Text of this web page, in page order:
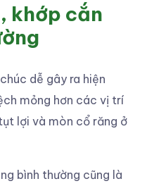
khớp cắn
dễ gây ra hiện
mỏng hơn các vị trí
lợi và mòn cổ răng ở
bình thường cũng là